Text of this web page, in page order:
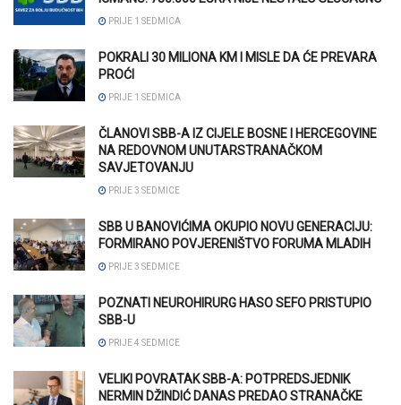
PRIJE 1 SEDMICA
POKRALI 30 MILIONA KM I MISLE DA ĆE PREVARA
PROĆI
PRIJE 1 SEDMICA
ČLANOVI SBB-A IZ CIJELE BOSNE I HERCEGOVINE
NA REDOVNOM UNUTARSTRANAČKOM
SAVJETOVANJU
PRIJE 3 SEDMICE
SBB U BANOVIĆIMA OKUPIO NOVU GENERACIJU:
FORMIRANO POVJERENIŠTVO FORUMA MLADIH
PRIJE 3 SEDMICE
POZNATI NEUROHIRURG HASO SEFO PRISTUPIO
SBB-U
PRIJE 4 SEDMICE
VELIKI POVRATAK SBB-A: POTPREDSJEDNIK
NERMIN DŽINDIĆ DANAS PREDAO STRANAČKE